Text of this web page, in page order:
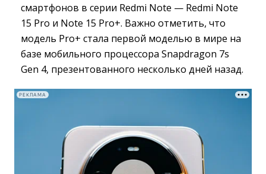
смартфонов в серии Redmi Note — Redmi Note
15 Pro и Note 15 Pro+. Важно отметить, что
модель Pro+ стала первой моделью в мире на
базе мобильного процессора Snapdragon 7s
Gen 4, презентованного несколько дней назад.
РЕКЛАМА